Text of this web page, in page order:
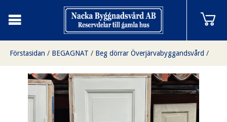
Förstasidan / BEGAGNAT / Beg dörrar Överjärvabyggandsvård /
Enkeldörr med karm /
Enkeldörr med karm, 74x213, finns på Överjärva byggnadsvård